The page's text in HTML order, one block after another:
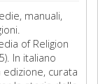
manuali,
of Religion
In italiano
curata